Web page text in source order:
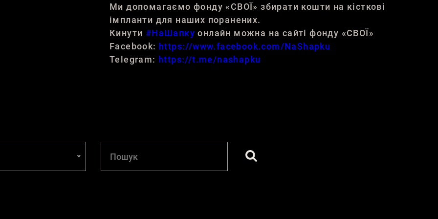
Ми допомагаємо фонду «СВОЇ» збирати кошти на кісткові
імпланти для наших поранених.
Кинути #НаШапку онлайн можна на сайті фонду «СВОЇ»
Facebook: https://www.facebook.com/NaShapku
Telegram: https://t.me/nashapku